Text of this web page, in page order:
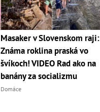
Masaker v Slovenskom raji:
Známa roklina praská vo
švíkoch! VIDEO Rad ako na
banány za socializmu
Domáce